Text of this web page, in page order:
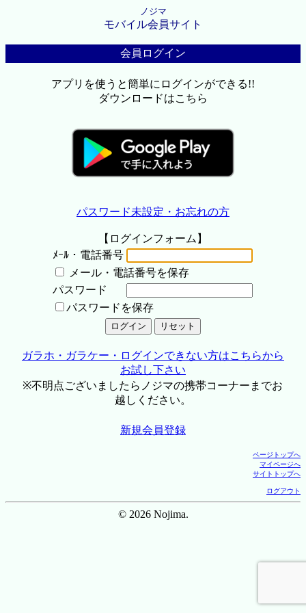
ノジマ
モバイル会員サイト
会員ログイン
アプリを使うと簡単にログインができる!!
ダウンロードはこちら
パスワード未設定・お忘れの方
【ログインフォーム】
ﾒｰﾙ・電話番号
メール・電話番号を保存
パスワード
パスワードを保存
ガラホ・ガラケー・ログインできない方はこちらから
お試し下さい
※不明点ございましたらノジマの携帯コーナーまでお
越しください。
新規会員登録
ページトップへ
マイページへ
サイトトップへ
ログアウト
© 2026 Nojima.